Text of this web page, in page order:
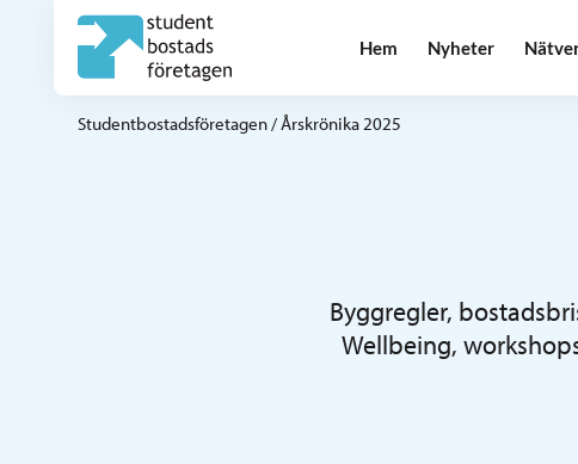
Hem Nyheter
Studentbostadsföretagen/Årskrönika 2025
Byggregler,
Wellbeing,